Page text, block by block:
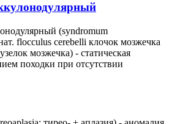
(syndromum
flocculus cerebelli клочок мозжечка
мозжечка) - статическая
походки при отсутствии